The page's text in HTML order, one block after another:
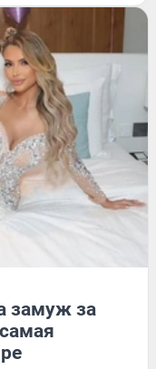
замуж за